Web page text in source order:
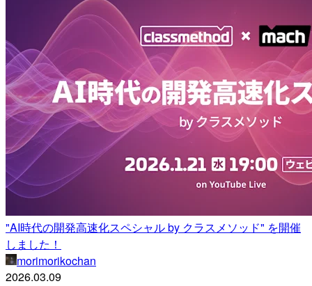
"AI時代の開発高速化スペシャル by クラスメソッド" を開催
しました！
morimorikochan
2026.03.09